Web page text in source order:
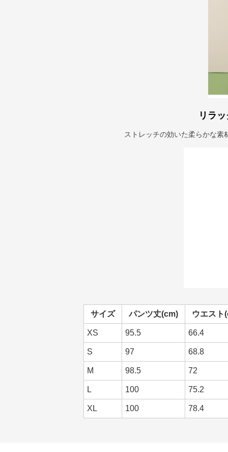
リラ
ストレッチの効いた柔らかな
サイズ パンツ丈(cm) ウエスト
XS 95.5 66.4
S 97 68.8
M 98.5 72
L 100 75.2
XL 100 78.4